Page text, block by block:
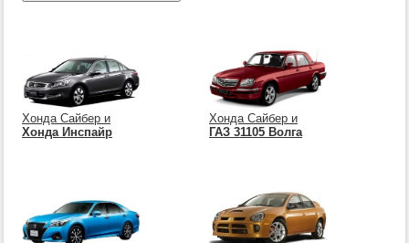
Хонда Сайбер и
Хонда Инспайр
Хонда Сайбер и
ГАЗ 31105 Волга